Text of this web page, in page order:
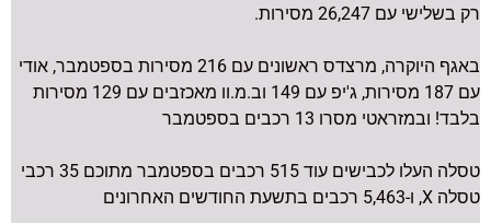
רק בשלישי עם 26,247 מסירות.
באגף היוקרה, מרצדס ראשונים עם 216 מסירות בספטמבר, אודי
עם 187 מסירות, ג'יפ עם 149 וב.מ.וו מאכזבים עם 129 מסירות
בלבד! ובמזראטי מסרו 13 רכבים בספטמבר
טסלה העלו לכבישים עוד 515 רכבים בספטמבר מתוכם 35 רכבי
טסלה X, ו-5,463 רכבים בתשעת החודשים האחרונים